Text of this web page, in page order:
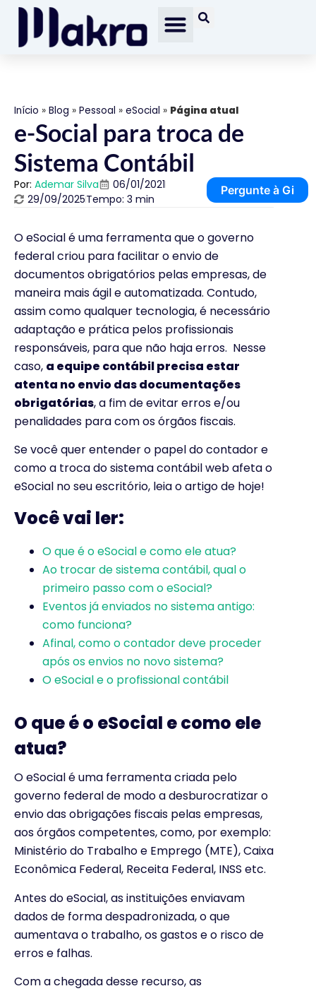
Início » Blog » Pessoal » eSocial » Página atual
e-Social para troca de
Sistema Contábil
Por: Ademar Silva
06/01/2021
29/09/2025Tempo: 3 min
Pergunte à Gi
O eSocial é uma ferramenta que o governo
federal criou para facilitar o envio de
documentos obrigatórios pelas empresas, de
maneira mais ágil e automatizada. Contudo,
assim como qualquer tecnologia, é necessário
adaptação e prática pelos profissionais
responsáveis, para que não haja erros. Nesse
caso, a equipe contábil precisa estar
atenta no envio das documentações
obrigatórias, a fim de evitar erros e/ou
penalidades para com os órgãos fiscais.
Se você quer entender o papel do contador e
como a troca do sistema contábil web afeta o
eSocial no seu escritório, leia o artigo de hoje!
Você vai ler:
O que é o eSocial e como ele atua?
Ao trocar de sistema contábil, qual o
primeiro passo com o eSocial?
Eventos já enviados no sistema antigo:
como funciona?
Afinal, como o contador deve proceder
após os envios no novo sistema?
O eSocial e o profissional contábil
O que é o eSocial e como ele
atua?
O eSocial é uma ferramenta criada pelo
governo federal de modo a desburocratizar o
envio das obrigações fiscais pelas empresas,
aos órgãos competentes, como, por exemplo:
Ministério do Trabalho e Emprego (MTE), Caixa
Econômica Federal, Receita Federal, INSS etc.
Antes do eSocial, as instituições enviavam
dados de forma despadronizada, o que
aumentava o trabalho, os gastos e o risco de
erros e falhas.
Com a chegada desse recurso, as